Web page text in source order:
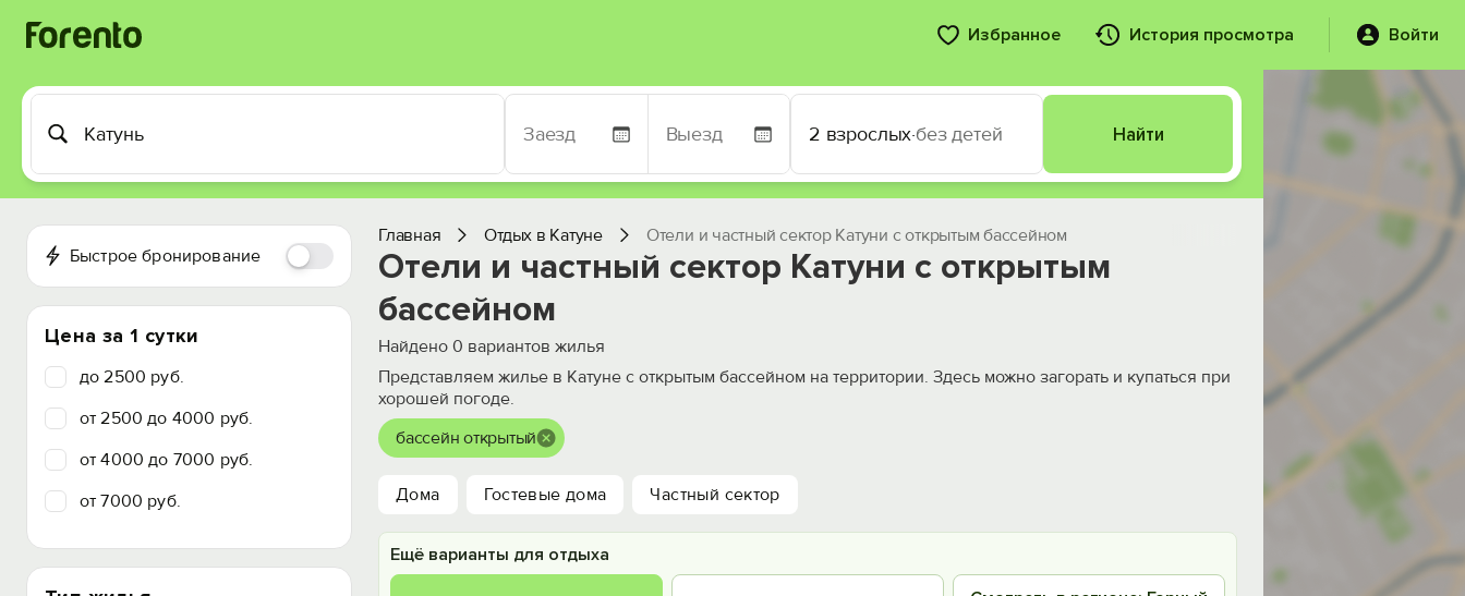
Избранное История просмотра Войти
2 взрослых·без детей Найти
Быстрое бронирование
Цена за 1 сутки
до 2500 руб.
от 2500 до 4000 руб.
от 4000 до 7000 руб.
от 7000 руб.
Главная Отдых в Катуне Отели и частный сектор Катуни с открытым бассейном
Отели и частный сектор Катуни с открытым
бассейном
Найдено 0 вариантов жилья
Представляем жилье в Катуне с открытым бассейном на территории. Здесь можно загорать и купаться при
хорошей погоде.
бассейн открытый
Дома Гостевые дома Частный сектор
Ещё варианты для отдыха